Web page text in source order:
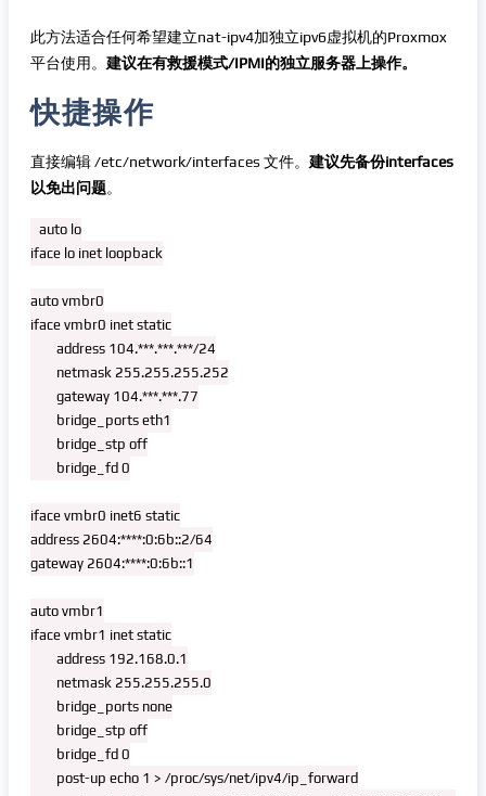
此方法适合任何希望建立nat-ipv4加独立ipv6虚拟机的Proxmox
平台使用。 建议在有救援模式/IPMI的独立服务器上操作。
快捷操作
直接编辑 /etc/network/interfaces 文件。 建议先备份interfaces
以免出问题。
auto lo
iface lo inet loopback
auto vmbr0
iface vmbr0 inet static
iface vmbr0 inet6 static
address 2604:****:0:6b::2/64
gateway 2604:****:0:6b::1
auto vmbr1
iface vmbr1 inet static